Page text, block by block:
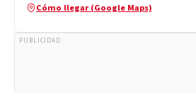
Cómo llegar (Google Maps)
PUBLICIDAD